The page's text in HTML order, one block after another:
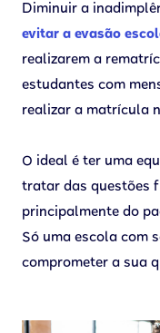
Diminuir a
evitar a evasão
realizarem a
estudantes com
realizar a matrícula
O ideal é ter uma
tratar das questões
principalmente do
Só uma escola com
comprometer a sua